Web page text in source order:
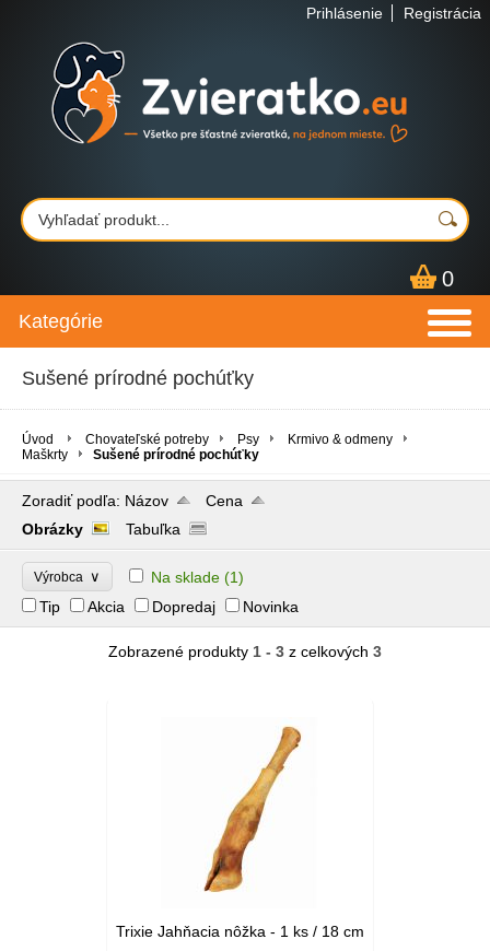
Prihlásenie Registrácia
0
Kategórie
Sušené prírodné pochúťky
Úvod Chovateľské potreby Psy
Krmivo & odmeny
Maškrty
Sušené prírodné pochúťky
Zoradiť podľa: Názov
Cena
Obrázky
Tabuľka
Výrobca ∨ Na sklade (1)
Tip
Akcia Dopredaj Novinka
Zobrazené produkty 1 - 3 z celkových 3
Trixie Jahňacia nôžka - 1 ks / 18 cm